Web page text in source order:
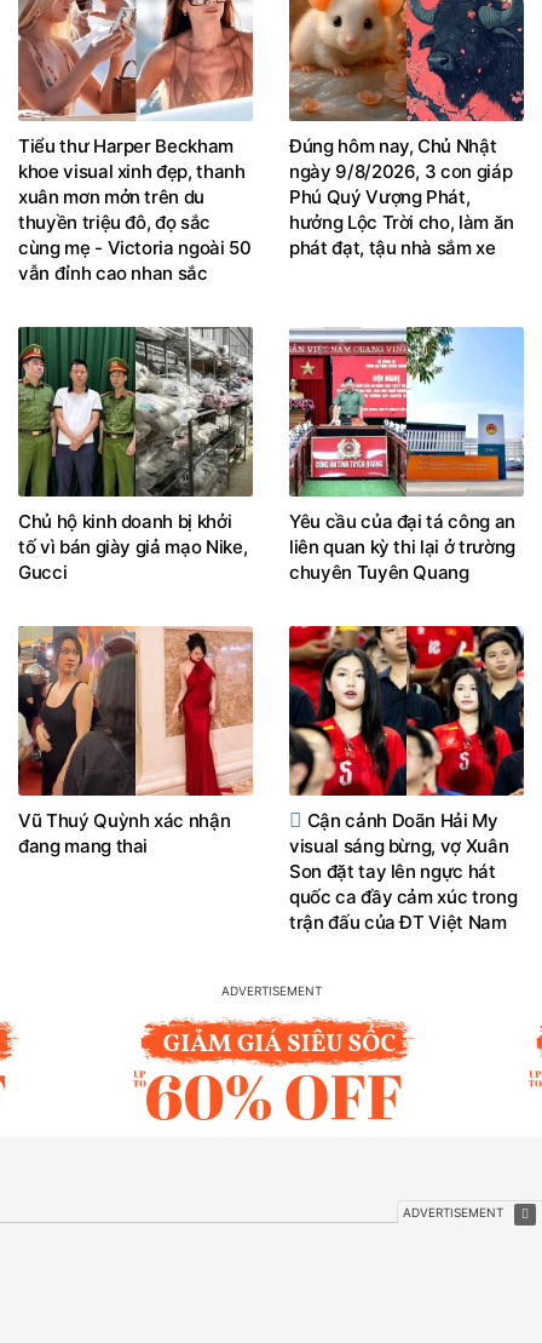
Tiểu thư Harper Beckham
khoe visual xinh đẹp, thanh
xuân mơn mởn trên du
thuyền triệu đô, đọ sắc
cùng mẹ - Victoria ngoài 50
vẫn đỉnh cao nhan sắc
Đúng hôm nay, Chủ Nhật
ngày 9/8/2026, 3 con giáp
Phú Quý Vượng Phát,
hưởng Lộc Trời cho, làm ăn
phát đạt, tậu nhà sắm xe
Chủ hộ kinh doanh bị khởi
tố vì bán giày giả mạo Nike,
Gucci
Yêu cầu của đại tá công an
liên quan kỳ thi lại ở trường
chuyên Tuyên Quang
Vũ Thuý Quỳnh xác nhận
đang mang thai
Cận cảnh Doãn Hải My
visual sáng bừng, vợ Xuân
Son đặt tay lên ngực hát
quốc ca đầy cảm xúc trong
trận đấu của ĐT Việt Nam